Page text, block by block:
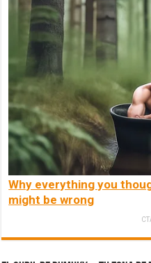
Why everything you
might be wrong